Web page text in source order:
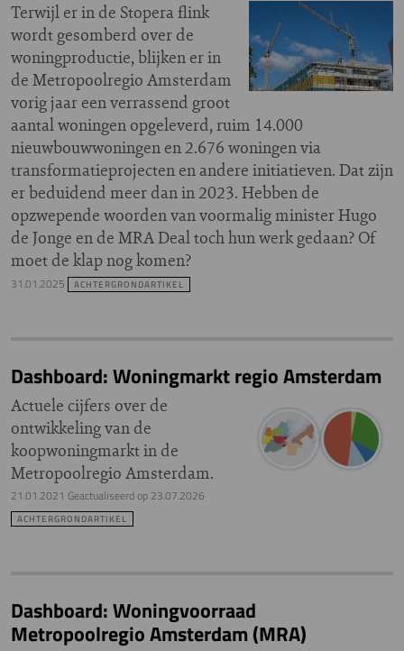
Terwijl er in de Stopera flink
wordt gesomberd over de
woningproductie, blijken er in
de Metropoolregio Amsterdam
vorig jaar een verrassend groot
aantal woningen opgeleverd, ruim 14.000
nieuwbouwwoningen en 2.676 woningen via
transformatieprojecten en andere initiatieven. Dat zijn
er beduidend meer dan in 2023. Hebben de
opzwepende woorden van voormalig minister Hugo
de Jonge en de MRA Deal toch hun werk gedaan? Of
moet de klap nog komen?
31.01.2025 ACHTERGRONDARTIKEL
Dashboard: Woningmarkt regio Amsterdam
Actuele cijfers over de
ontwikkeling van de
koopwoningmarkt in de
Metropoolregio Amsterdam.
21.01.2021 Geactualiseerd op 23.07.2026
ACHTERGRONDARTIKEL
Dashboard: Woningvoorraad
Metropoolregio Amsterdam (MRA)